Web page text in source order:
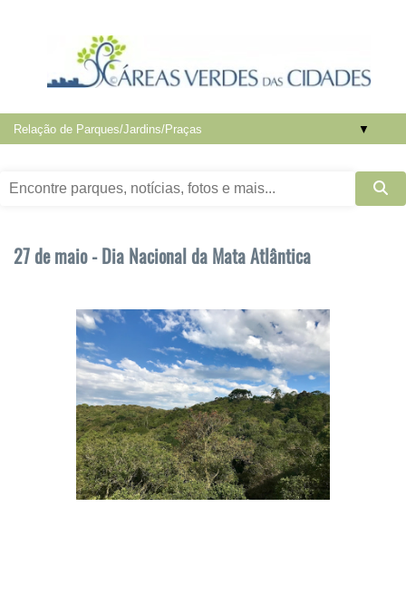
▼
27 de maio - Dia Nacional da Mata Atlântica